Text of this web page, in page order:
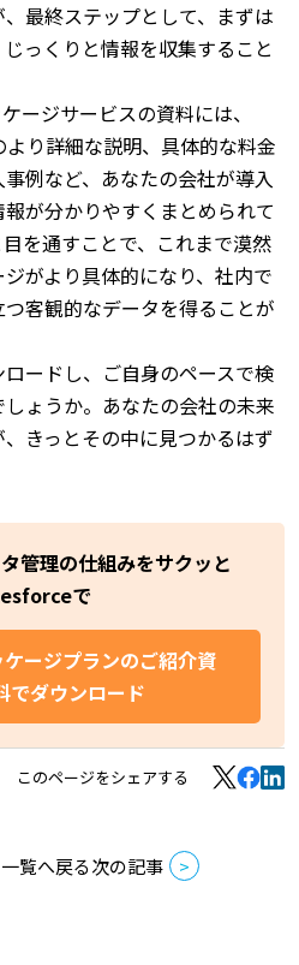
最終ステップとして、まずは
っくりと情報を収集すること
ージサービスの資料には、
り詳細な説明、具体的な料金
例など、あなたの会社が導入
が分かりやすくまとめられて
を通すことで、これまで漠然
がより具体的になり、社内で
客観的なデータを得ることが
ードし、ご自身のペースで検
ょうか。 あなたの会社の未来
きっとその中に見つかるはず
管理の仕組みをサクッと
で
ージプランのご紹介資
でダウンロード
このページをシェアする
一覧へ戻る次の記事